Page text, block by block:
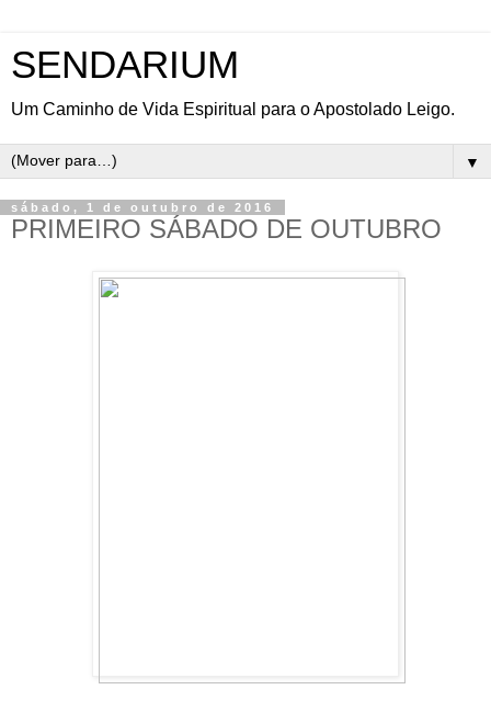
SENDARIUM
Um Caminho de Vida Espiritual para o Apostolado Leigo.
▼
sábado, 1 de outubro de 2016
PRIMEIRO SÁBADO DE OUTUBRO